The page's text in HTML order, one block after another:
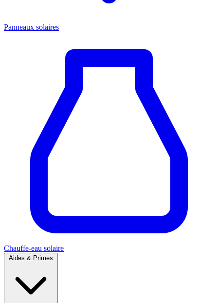
Panneaux solaires
Chauffe-eau solaire